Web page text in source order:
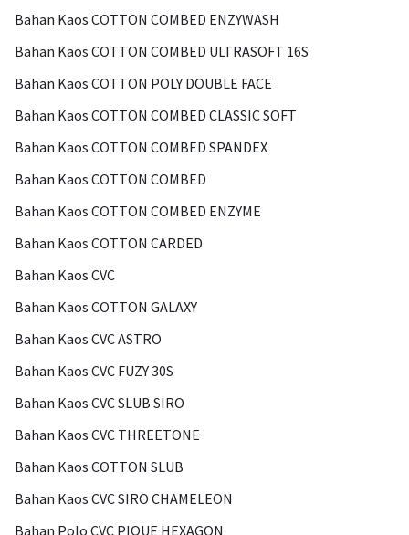
Bahan Kaos COTTON COMBED ENZYWASH
Bahan Kaos COTTON COMBED ULTRASOFT 16S
Bahan Kaos COTTON POLY DOUBLE FACE
Bahan Kaos COTTON COMBED CLASSIC SOFT
Bahan Kaos COTTON COMBED SPANDEX
Bahan Kaos COTTON COMBED
Bahan Kaos COTTON COMBED ENZYME
Bahan Kaos COTTON CARDED
Bahan Kaos CVC
Bahan Kaos COTTON GALAXY
Bahan Kaos CVC ASTRO
Bahan Kaos CVC FUZY 30S
Bahan Kaos CVC SLUB SIRO
Bahan Kaos CVC THREETONE
Bahan Kaos COTTON SLUB
Bahan Kaos CVC SIRO CHAMELEON
Bahan Polo CVC PIQUE HEXAGON